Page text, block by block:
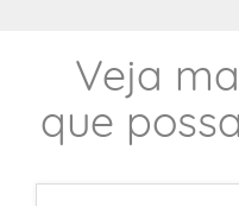
Veja
que